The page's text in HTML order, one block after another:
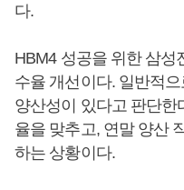
다.
HBM4 성공을 위한 삼성
수율 개선이다. 일반적
양산성이 있다고 판단한
율을 맞추고, 연말 양산
하는 상황이다.